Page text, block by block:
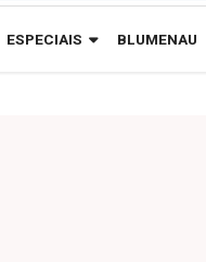
ESPECIAIS BLUMENAU